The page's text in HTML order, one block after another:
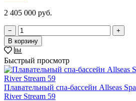
2 405 000 руб.
−
+
В корзину
Быстрый просмотр
Плавательный спа-бассейн Allseas Spa
River Stream 59